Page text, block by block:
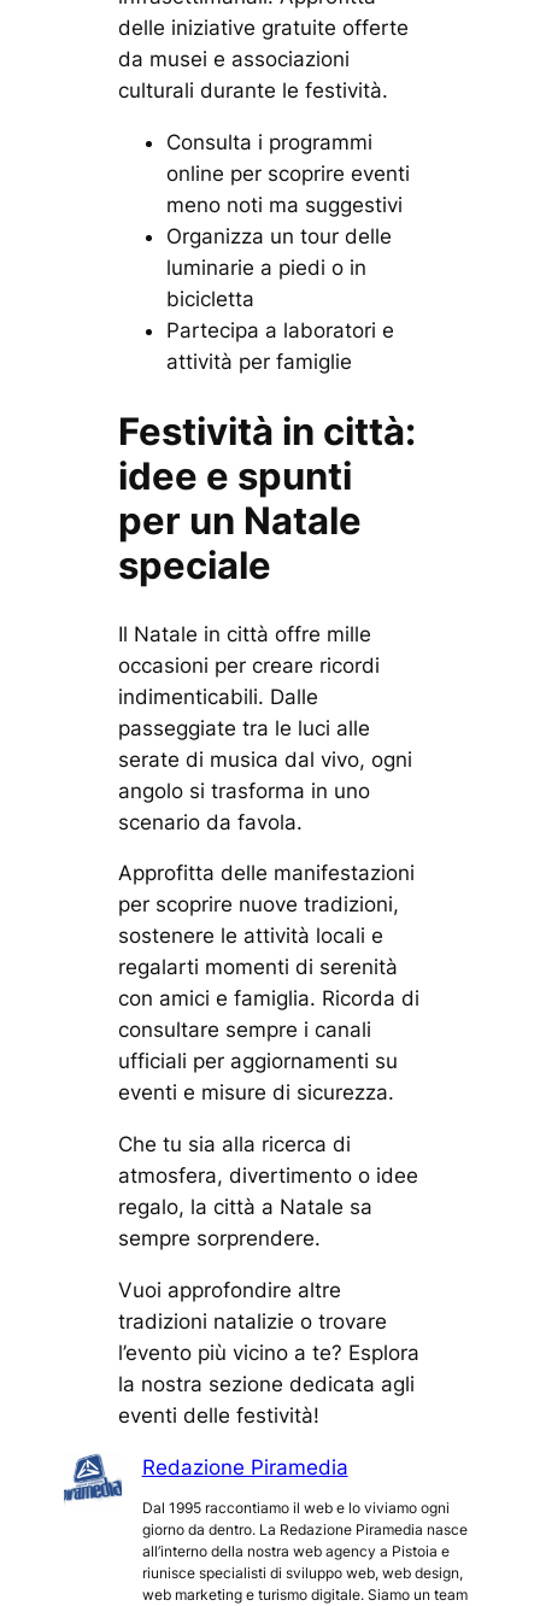
delle iniziative gratuite offerte
da musei e associazioni
culturali durante le festività.
Consulta i programmi
online per scoprire eventi
meno noti ma suggestivi
Organizza un tour delle
luminarie a piedi o in
bicicletta
Partecipa a laboratori e
attività per famiglie
Festività in città:
idee e spunti
per un Natale
speciale
Il Natale in città offre mille
occasioni per creare ricordi
indimenticabili. Dalle
passeggiate tra le luci alle
serate di musica dal vivo, ogni
angolo si trasforma in uno
scenario da favola.
Approfitta delle manifestazioni
per scoprire nuove tradizioni,
sostenere le attività locali e
regalarti momenti di serenità
con amici e famiglia. Ricorda di
consultare sempre i canali
ufficiali per aggiornamenti su
eventi e misure di sicurezza.
Che tu sia alla ricerca di
atmosfera, divertimento o idee
regalo, la città a Natale sa
sempre sorprendere.
Vuoi approfondire altre
tradizioni natalizie o trovare
l’evento più vicino a te? Esplora
la nostra sezione dedicata agli
eventi delle festività!
Redazione Piramedia
Dal 1995 raccontiamo il web e lo viviamo ogni
giorno da dentro. La Redazione Piramedia nasce
all’interno della nostra web agency a Pistoia e
riunisce specialisti di sviluppo web, web design,
web marketing e turismo digitale. Siamo un team